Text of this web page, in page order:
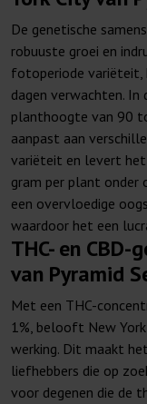
De genetische
robuuste groei en
fotoperiode variëteit,
dagen verwachten.
planthoogte van 90
aanpast aan
variëteit en levert
gram per plant onder
een overvloedige
waardoor het een
THC- en CBD-
van Pyramid
Met een THC-
1%, belooft New
werking. Dit maakt
liefhebbers die op
voor degenen die de